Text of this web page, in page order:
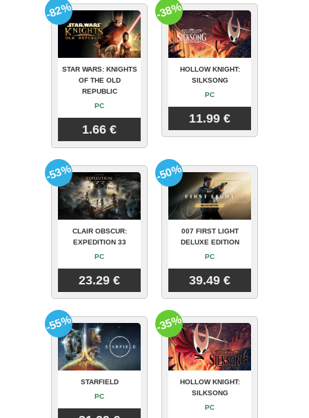
STAR WARS: KNIGHTS
OF THE OLD
REPUBLIC
PC
1.66 €
-82%
HOLLOW KNIGHT:
SILKSONG
PC
11.99 €
-38%
CLAIR OBSCUR:
EXPEDITION 33
PC
23.29 €
-53%
007 FIRST LIGHT
DELUXE EDITION
PC
39.49 €
-50%
STARFIELD
PC
-55%
HOLLOW KNIGHT:
SILKSONG
PC
-35%